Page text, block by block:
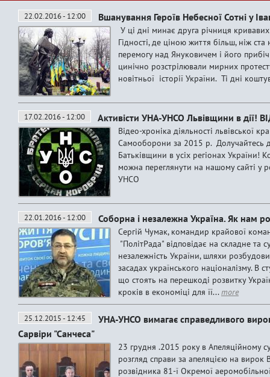
22.02.2016 - 12:00 Вшанування Героїв Небесної Сотні у
У ці дні минає друга річниця
Гідності, де ціною життя більш, ніж
перемогу над Януковичем і його
цинічно розстрілювали мирних
новітньої історії України. Ті дні
17.02.2016 - 12:00 Активісти УНА-УНСО Львівщини в дії!
Відео-хроніка діяльності львівської
Самооборони за 2015 р. Долучайтесь
Батьківщини в усіх регіонах України!
можна переглянути на нашому сайті у
УНСО
22.01.2016 - 12:00 Соборна і незалежна Україна. Як нам
Сергій Чумак, командир крайової
"ПолітРада" відповідає на складне та
незалежність України, шляхи
засадах українського націоналізму. В
що стоять на перешкоді розвитку
кроків в економіці для її...more
25.12.2015 - 12:45
УНА-УНСО вимагає справедливого
Сарвіри "Санчеса"
23 грудня .2015 року в Апеляційному
розгляд справи за апеляцією на вирок
розвідника 81-ї Окремої